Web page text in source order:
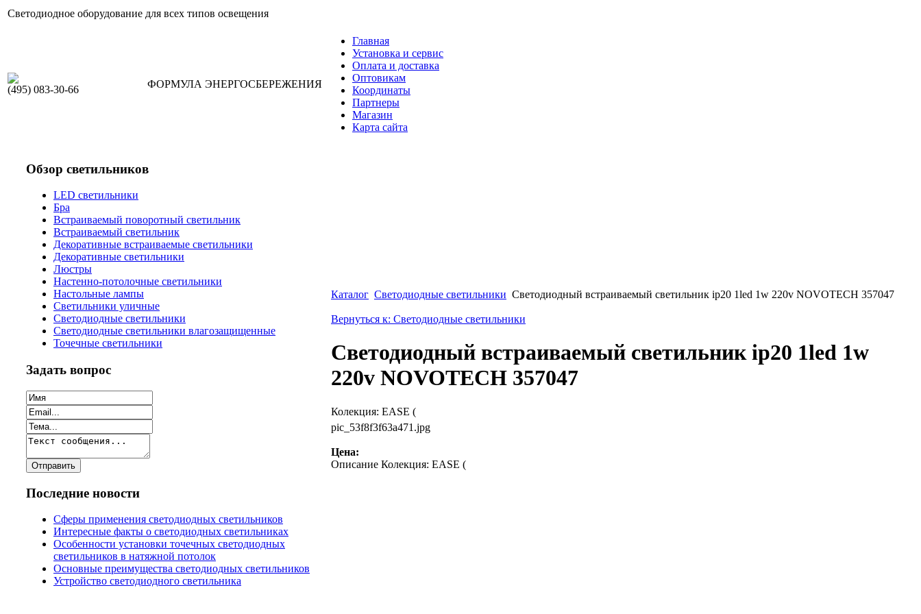
Светодиодное оборудование для всех типов освещения
(495) 083-30-66 ФОРМУЛА ЭНЕРГОСБЕРЕЖЕНИЯ
Главная
Установка и сервис
Оплата и доставка
Оптовикам
Координаты
Партнеры
Магазин
Карта сайта
Обзор светильников
LED светильники
Бра
Встраиваемый поворотный светильник
Встраиваемый светильник
Декоративные встраиваемые светильники
Декоративные светильники
Люстры
Настенно-потолочные светильники
Настольные лампы
Светильники уличные
Светодиодные светильники
Светодиодные светильники влагозащищенные
Точечные светильники
Задать вопрос
Последние новости
Сферы применения светодиодных светильников
Интересные факты о светодиодных светильниках
Особенности установки точечных светодиодных
светильников в натяжной потолок
Основные преимущества светодиодных светильников
Устройство светодиодного светильника
Каталог Светодиодные светильники Светодиодный встраиваемый светильник ip20 1led 1w 220v NOVOTECH 357047
Вернуться к: Светодиодные светильники
Светодиодный встраиваемый светильник ip20 1led 1w
220v NOVOTECH 357047
Колекция: EASE (
pic_53f8f3f63a471.jpg
Цена:
Описание Колекция: EASE (